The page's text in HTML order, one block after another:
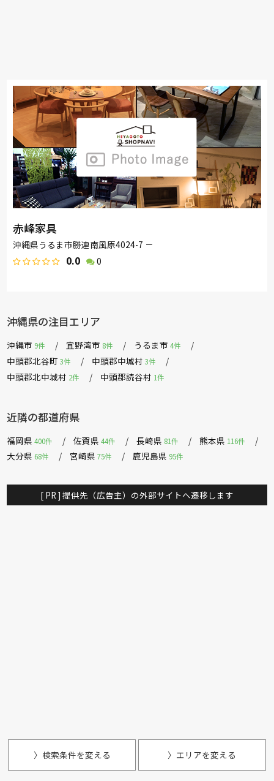
赤峰家具
沖縄県うるま市勝連南風原4024-7 －
0.0 0
沖縄県の注目エリア
沖縄市 9件 宜野湾市 8件 うるま市4件
中頭郡北谷町3件 中頭郡中城村3件
中頭郡北中城村 2件 中頭郡読谷村 1件
近隣の都道府県
福岡県400件 佐賀県44件 長崎県 81件 熊本県 116件
大分県 68件 宮崎県75件 鹿児島県 95件
[ PR ] 提供先（広告主）の外部サイトへ遷移します
〉検索条件を変える 〉エリアを変える